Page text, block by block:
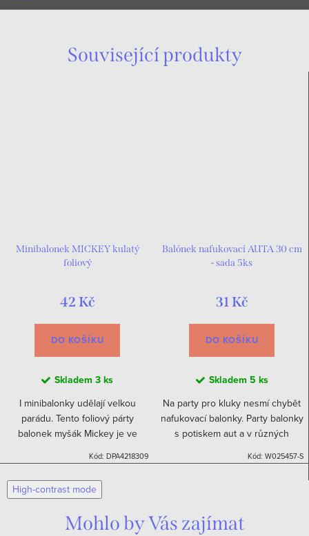
Související produkty
Minibalonek MICKEY kulatý
foliový
42 Kč
DO KOŠÍKU
Skladem 3 ks
I minibalonky udělají velkou
parádu. Tento foliový párty
balonek myšák Mickey je ve
tvar. Může být naplněn heliem
nebo vzduchem.Balón je
vybaven...
Kód: DPA4218309
Balónek nafukovací AUTA 30 cm
- sada 5ks
31 Kč
DO KOŠÍKU
Skladem 5 ks
Na party pro kluky nesmí chybět
nafukovací balonky. Party balonky
s potiskem aut a v různých
správnou klučičí atmosféru.
Kód: W025457-S
High-contrast mode
Mohlo by Vás zajímat